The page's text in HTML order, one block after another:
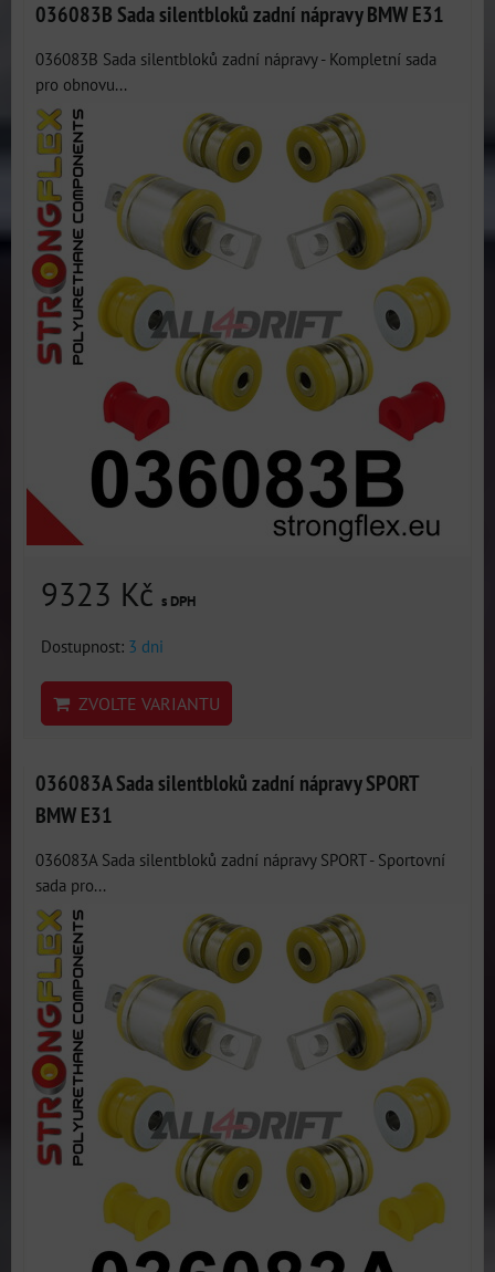
036083B Sada silentbloků zadní nápravy BMW E31
036083B Sada silentbloků zadní nápravy - Kompletní sada
pro obnovu...
9323 Kč s DPH
Dostupnost: 3 dni
ZVOLTE VARIANTU
036083A Sada silentbloků zadní nápravy SPORT
BMW E31
036083A Sada silentbloků zadní nápravy SPORT - Sportovní
sada pro...